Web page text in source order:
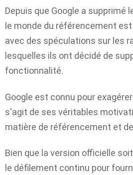
Depuis que Google a supprimé
le monde du référencement
avec des spéculations sur les
lesquelles ils ont décidé de
fonctionnalité.
Google est connu pour
s'agit de ses véritables
matière de référencement et de
Bien que la version officielle
le défilement continu pour